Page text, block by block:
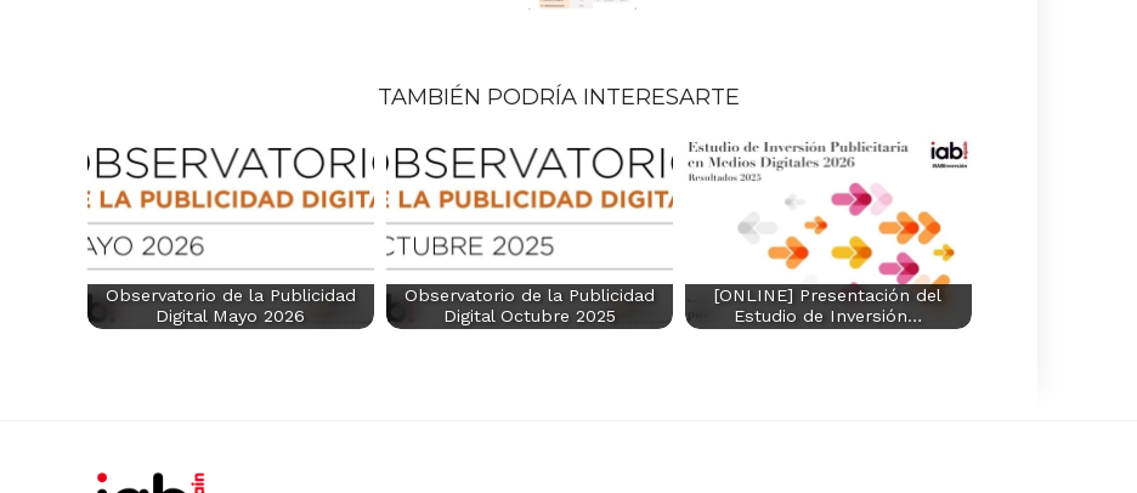
TAMBIÉN PODRÍA INTERESARTE
Observatorio de la Publicidad
Digital Mayo 2026
Observatorio de la Publicidad
Digital Octubre 2025
[ONLINE] Presentación del
Estudio de Inversión…